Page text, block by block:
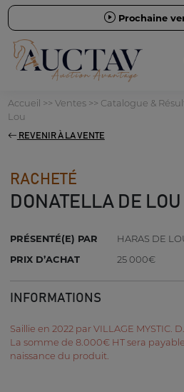
Prochaine
Accueil >> Ventes>> Catalogue &
Lou
REVENIR À LA VENTE
RACHETÉ
DONATELLA DE LOU
PRÉSENTÉ(E) PAR
HARAS DE
PRIX D’ACHAT
25 000€
INFORMATIONS
Saillie en 2022 par VILLAGE MYSTIC.
La somme de 8.000€ HT sera
naissance du produit.